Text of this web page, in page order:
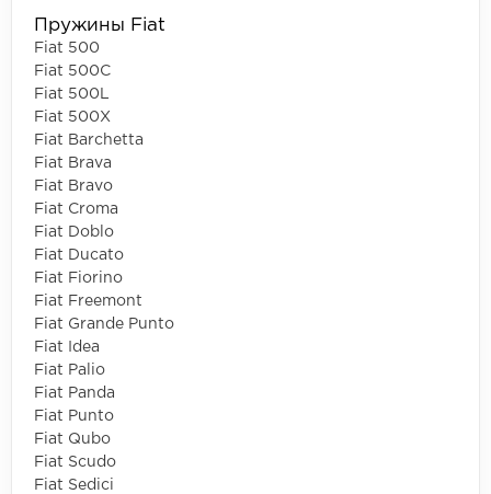
Пружины Fiat
Fiat 500
Fiat 500C
Fiat 500L
Fiat 500X
Fiat Barchetta
Fiat Brava
Fiat Bravo
Fiat Croma
Fiat Doblo
Fiat Ducato
Fiat Fiorino
Fiat Freemont
Fiat Grande Punto
Fiat Idea
Fiat Palio
Fiat Panda
Fiat Punto
Fiat Qubo
Fiat Scudo
Fiat Sedici